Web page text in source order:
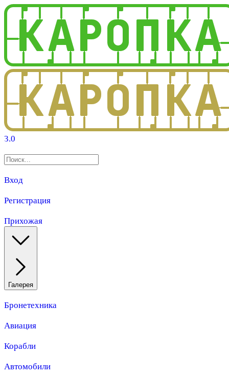
3.0
Вход
Регистрация
Прихожая
Галерея
Бронетехника
Авиация
Корабли
Автомобили